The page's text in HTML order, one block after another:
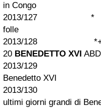
in Congo
2013/127 * 03/02/
folle
2013/128 *+ 06/
20 BENEDETTO XVI
2013/129 *+
Benedetto XVI
2013/130 *+ 15/
ultimi giorni grandi di